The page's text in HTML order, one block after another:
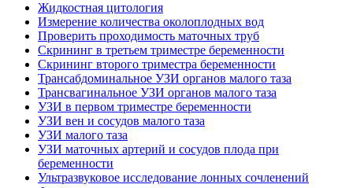
Жидкостная цитология
Измерение количества околоплодных вод
Проверить проходимость маточных труб
Скрининг в третьем триместре беременности
Скрининг второго триместра беременности
Трансабдоминальное УЗИ органов малого таза
Трансвагинальное УЗИ органов малого таза
УЗИ в первом триместре беременности
УЗИ вен и сосудов малого таза
УЗИ малого таза
УЗИ маточных артерий и сосудов плода при
беременности
Ультразвуковое исследование лонных сочленений